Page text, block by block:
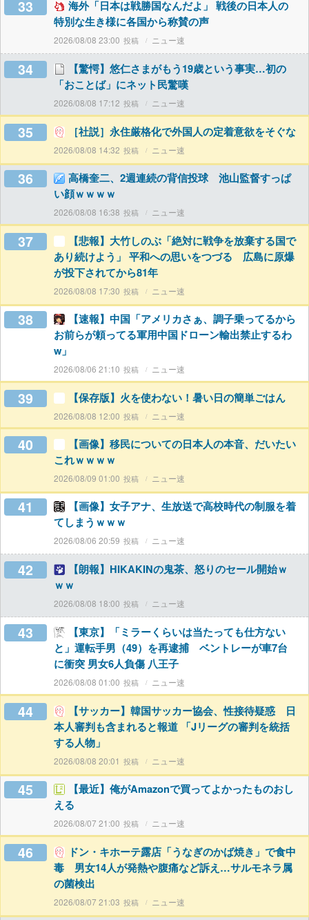
33
海外「日本は戦勝国なんだよ」 戦後の日本人の
特別な生き様に各国から称賛の声
2026/08/08 23:00 ニュー速
34
【驚愕】悠仁さまがもう19歳という事実…初の
「おことば」にネット民驚嘆
2026/08/08 17:12 ニュー速
35 ［社説］永住厳格化で外国人の定着意欲をそぐな
2026/08/08 14:32 ニュー速
36
高橋奎二、2週連続の背信投球 池山監督すっぱ
い顔ｗｗｗｗ
2026/08/08 16:38 ニュー速
37
【悲報】大竹しのぶ「絶対に戦争を放棄する国で
あり続けよう」 平和への思いをつづる 広島に原爆
が投下されてから81年
2026/08/08 17:30 ニュー速
38
【速報】中国「アメリカさぁ、調子乗ってるから
お前らが頼ってる軍用中国ドローン輸出禁止するわ
w」
2026/08/06 21:10 ニュー速
39 【保存版】火を使わない！暑い日の簡単ごはん
2026/08/08 12:00 ニュー速
40
【画像】移民についての日本人の本音、だいたい
これｗｗｗｗ
2026/08/09 01:00 ニュー速
41
【画像】女子アナ、生放送で高校時代の制服を着
てしまうｗｗｗ
2026/08/06 20:59 ニュー速
42
【朗報】HIKAKINの鬼茶、怒りのセール開始ｗ
ｗｗ
2026/08/08 18:00 ニュー速
43
【東京】「ミラーくらいは当たっても仕方ない
と」運転手男（49）を再逮捕 ベントレーが車7台
に衝突 男女6人負傷 八王子
2026/08/08 01:00 ニュー速
44
【サッカー】韓国サッカー協会、性接待疑惑 日
本人審判も含まれると報道 「Jリーグの審判を統括
する人物」
2026/08/08 20:01 ニュー速
45
【最近】俺がAmazonで買ってよかったものおし
える
2026/08/07 21:00 ニュー速
46
ドン・キホーテ露店「うなぎのかば焼き」で食中
毒 男女14人が発熱や腹痛など訴え…サルモネラ属
の菌検出
2026/08/07 21:03 ニュー速